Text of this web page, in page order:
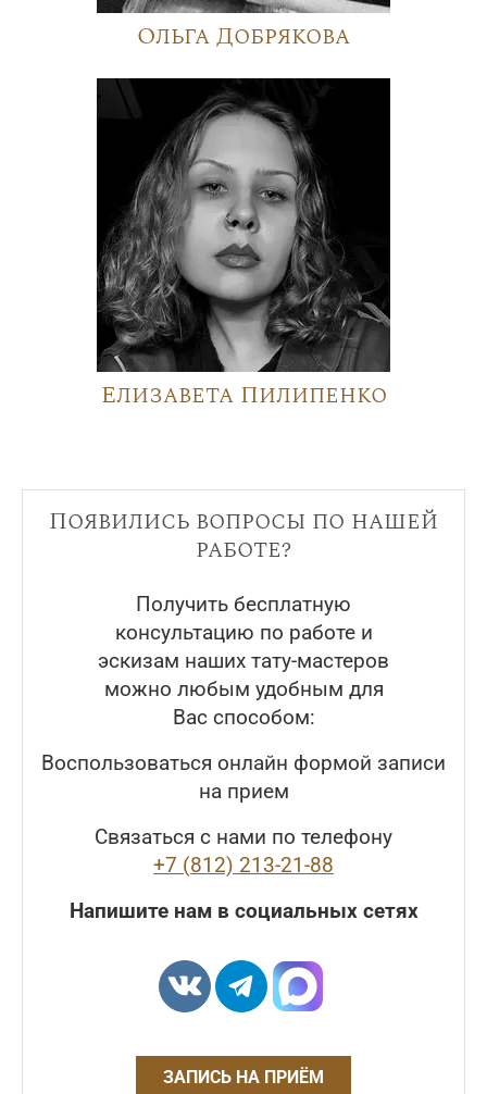
Ольга Добрякова
Елизавета Пилипенко
Появились вопросы по нашей
работе?
Получить бесплатную
консультацию по работе и
эскизам наших тату-мастеров
можно любым удобным для
Вас способом:
Воспользоваться онлайн формой записи
на прием
Связаться с нами по телефону
+7 (812) 213-21-88
Напишите нам в социальных сетях
ЗАПИСЬ НА ПРИЁМ